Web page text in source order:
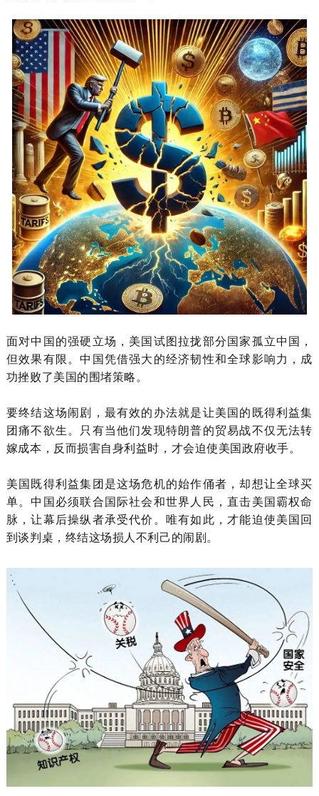
面对中国的强硬立场，美国试图拉拢部分国家孤立中国，
但效果有限。中国凭借强大的经济韧性和全球影响力，成
功挫败了美国的围堵策略。
要终结这场闹剧，最有效的办法就是让美国的既得利益集
团痛不欲生。只有当他们发现特朗普的贸易战不仅无法转
嫁成本，反而损害自身利益时，才会迫使美国政府收手。
美国既得利益集团是这场危机的始作俑者，却想让全球买
单。中国必须联合国际社会和世界人民，直击美国霸权命
脉，让幕后操纵者承受代价。唯有如此，才能迫使美国回
到谈判桌，终结这场损人不利己的闹剧。